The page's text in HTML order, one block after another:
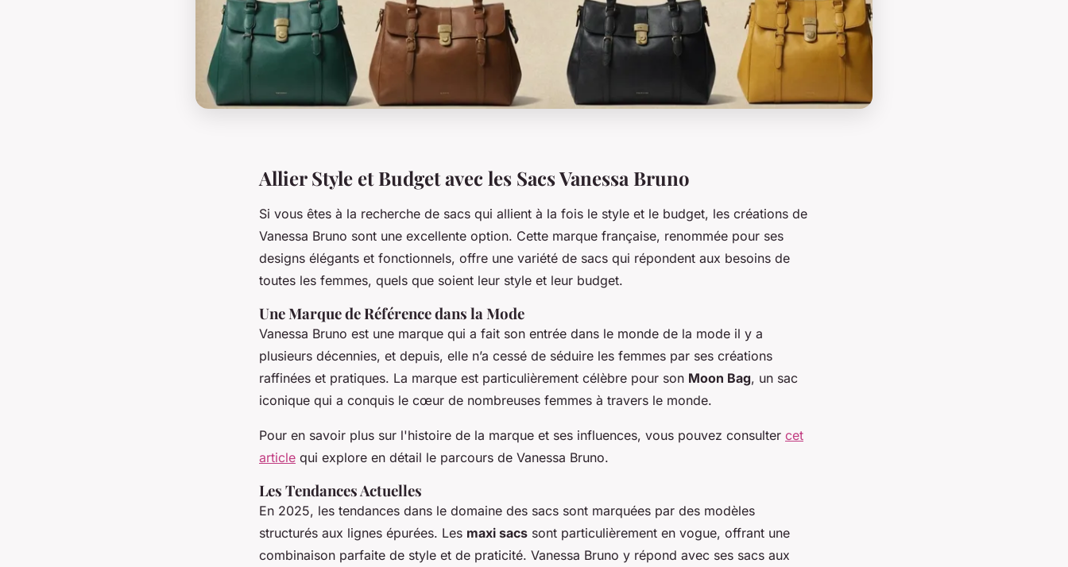
Allier Style et Budget avec les Sacs Vanessa Bruno
Si vous êtes à la recherche de sacs qui allient à la fois le style et le budget, les créations de
Vanessa Bruno sont une excellente option. Cette marque française, renommée pour ses
designs élégants et fonctionnels, offre une variété de sacs qui répondent aux besoins de
toutes les femmes, quels que soient leur style et leur budget.
Une Marque de Référence dans la Mode
Vanessa Bruno est une marque qui a fait son entrée dans le monde de la mode il y a
plusieurs décennies, et depuis, elle n’a cessé de séduire les femmes par ses créations
raffinées et pratiques. La marque est particulièrement célèbre pour son Moon Bag, un sac
iconique qui a conquis le cœur de nombreuses femmes à travers le monde.
Pour en savoir plus sur l'histoire de la marque et ses influences, vous pouvez consulter cet
article qui explore en détail le parcours de Vanessa Bruno.
Les Tendances Actuelles
En 2025, les tendances dans le domaine des sacs sont marquées par des modèles
structurés aux lignes épurées. Les maxi sacs sont particulièrement en vogue, offrant une
combinaison parfaite de style et de praticité. Vanessa Bruno y répond avec ses sacs aux